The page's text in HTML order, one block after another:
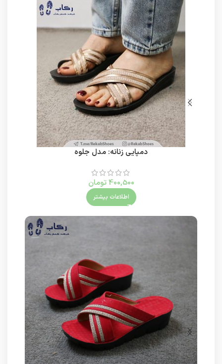
دمپایی زنانه: مدل جلوه
400,500 تومان
اطلاعات بیشتر